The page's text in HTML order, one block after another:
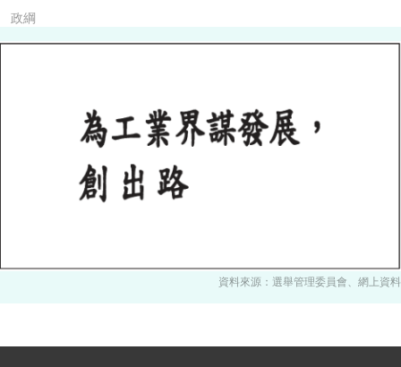
政綱
資料來源：選舉管理委員會、網上資料